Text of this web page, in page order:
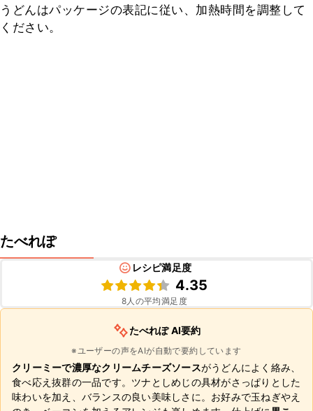
うどんはパッケージの表記に従い、加熱時間を調整して
ください。
たべれぽ
レシピ満足度
4.35
8人の平均満足度
たべれぽ AI要約
※ユーザーの声をAIが自動で要約しています
クリーミーで濃厚なクリームチーズソースがうどんによく絡み、
食べ応え抜群の一品です。ツナとしめじの具材がさっぱりとした
味わいを加え、バランスの良い美味しさに。お好みで玉ねぎやえ